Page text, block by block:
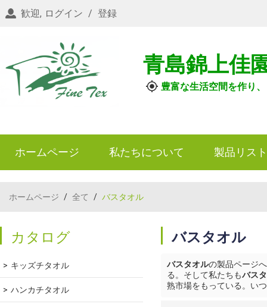
歓迎, ログイン / 登録
青島錦上佳
豊富な生活空間を作り
ホームページ 私たちについて 製品リスト
ホームページ / 全て / バスタオル
カタログ
キッズチタオル
ハンカチタオル
バスタオル
バスタオルの製品ページ
る。そして私たちもバス
熟市場をもっている。い